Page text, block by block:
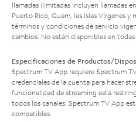
llamadas ilimitadas incluyen llamadas
Puerto Rico, Guam, las Islas Vírgenes y
términos y condiciones de servicio
cambios. No están disponibles en
Especificaciones de Productos/
Spectrum TV App requiere Spectrum
credenciales de la cuenta para hacer
funcionalidad de streaming está
todos los canales. Spectrum TV App
compatibles.